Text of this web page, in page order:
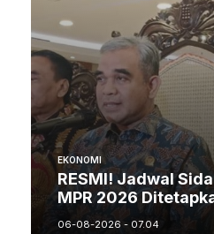
EKONOMI
RESMI! Jadwal
MPR 2026
06-08-2026 - 07.04